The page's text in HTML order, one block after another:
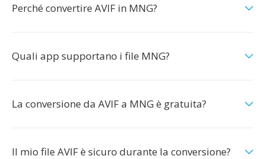
Perché convertire AVIF in MNG?
Quali app supportano i file MNG?
La conversione da AVIF a MNG è gratuita?
Il mio file AVIF è sicuro durante la conversione?